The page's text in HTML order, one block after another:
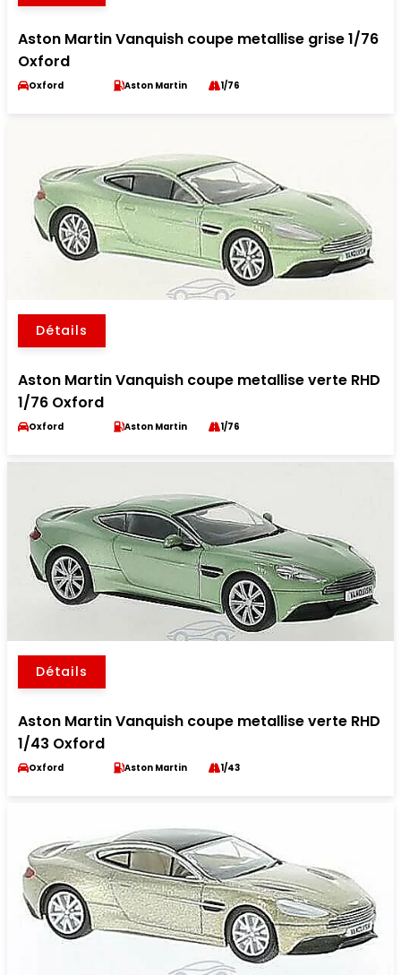
Aston Martin Vanquish coupe metallise grise 1/76
Oxford
Oxford Aston Martin 1/76
Détails
Aston Martin Vanquish coupe metallise verte RHD
1/76 Oxford
Oxford Aston Martin 1/76
Détails
Aston Martin Vanquish coupe metallise verte RHD
1/43 Oxford
Oxford Aston Martin 1/43